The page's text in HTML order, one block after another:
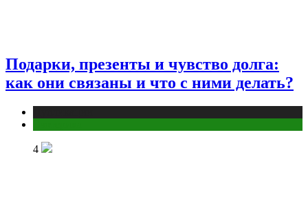
Подарки, презенты и чувство долга:
как они связаны и что с ними делать?
4